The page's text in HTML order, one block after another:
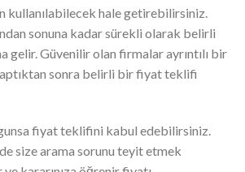
kullanılabilecek hale getirebilirsiniz.
sonuna kadar sürekli olarak belirli
gelir. Güvenilir olan firmalar ayrıntılı bir
sonra belirli bir fiyat teklifi
fiyat teklifini kabul edebilirsiniz.
size arama sorunu teyit etmek